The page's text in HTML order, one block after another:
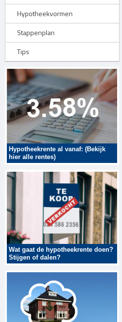
Hypotheekvormen
Stappenplan
Tips
Hypotheekrente al vanaf: (Bekijk
hier alle rentes)
Wat gaat de hypotheekrente doen?
Stijgen of dalen?